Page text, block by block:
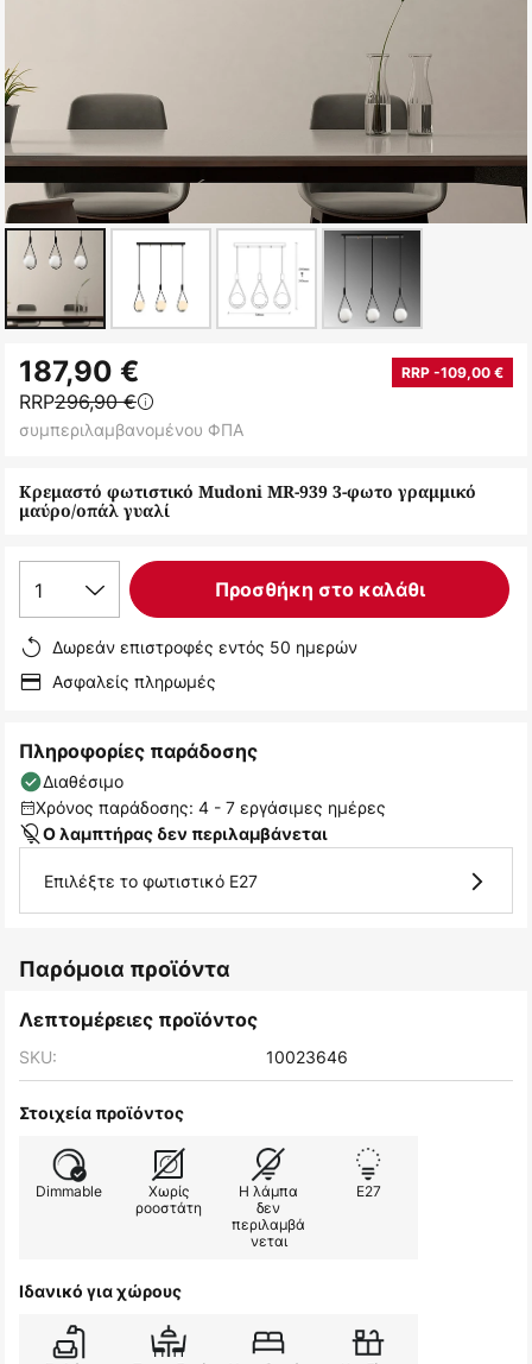
στην
αρχή
της
εικόνων
Κρεμαστό φωτιστικό Mudoni MR-939 3-φωτο γραμμικό
μαύρο/οπάλ γυαλί
187,90 € RRP -109,00 €
RRP296,90 €
συμπεριλαμβανομένου ΦΠΑ
1 Προσθήκη στο καλάθι
Δωρεάν επιστροφές εντός 50 ημερών
Ασφαλείς πληρωμές
Πληροφορίες παράδοσης
Διαθέσιμο
Χρόνος παράδοσης: 4 - 7 εργάσιμες ημέρες
Ο λαμπτήρας δεν περιλαμβάνεται
Επιλέξτε το φωτιστικό E27
Παρόμοια προϊόντα
Λεπτομέρειες προϊόντος
SKU: 10023646
Στοιχεία προϊόντος
Dimmable
Χωρίς
ροοστάτη
Η λάμπα
δεν
περιλαμβά
νεται
E27
Ιδανικό για χώρους